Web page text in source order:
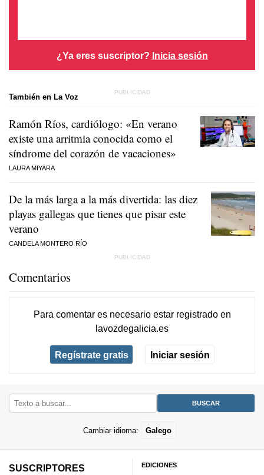
¿Ya eres suscriptor? Inicia sesión
También en La Voz
Ramón Ríos, cardiólogo: «En verano
existe una arritmia conocida como el
síndrome del corazón de vacaciones»
LAURA MIYARA
De la más larga a la más divertida: las diez
playas gallegas que tienes que pisar este
verano
CANDELA MONTERO RÍO
Comentarios
Para comentar es necesario estar registradoen
lavozdegalicia.es
Regístrate gratis Iniciar sesión
Cambiar idioma: Galego
SUSCRIPTORES
EDICIONES